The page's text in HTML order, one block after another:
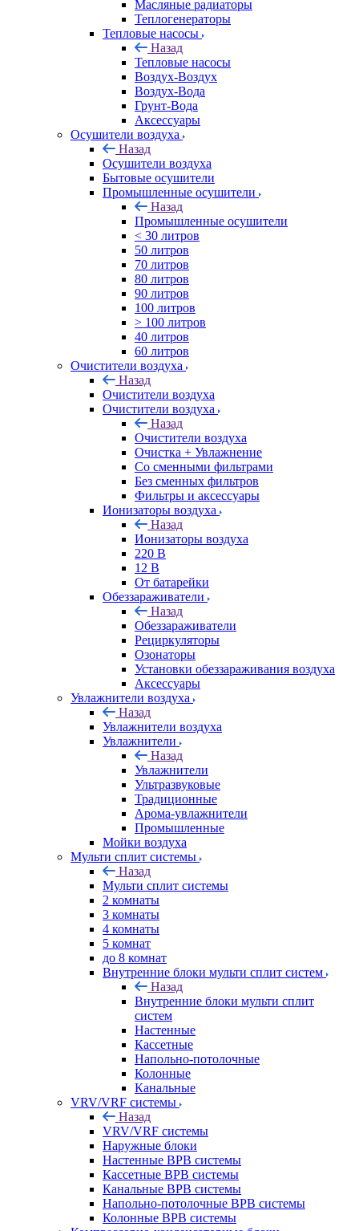
Масляные радиаторы
Теплогенераторы
Тепловые насосы
Назад
Тепловые насосы
Воздух-Воздух
Воздух-Вода
Грунт-Вода
Аксессуары
Осушители воздуха
Назад
Осушители воздуха
Бытовые осушители
Промышленные осушители
Назад
Промышленные осушители
< 30 литров
50 литров
70 литров
80 литров
90 литров
100 литров
> 100 литров
40 литров
60 литров
Очистители воздуха
Назад
Очистители воздуха
Очистители воздуха
Назад
Очистители воздуха
Очистка + Увлажнение
Cо сменными фильтрами
Без сменных фильтров
Фильтры и аксессуары
Ионизаторы воздуха
Назад
Ионизаторы воздуха
220 В
12 В
От батарейки
Обеззараживатели
Назад
Обеззараживатели
Рециркуляторы
Озонаторы
Установки обеззараживания воздуха
Аксессуары
Увлажнители воздуха
Назад
Увлажнители воздуха
Увлажнители
Назад
Увлажнители
Ультразвуковые
Традиционные
Арома-увлажнители
Промышленные
Мойки воздуха
Мульти сплит системы
Назад
Мульти сплит системы
2 комнаты
3 комнаты
4 комнаты
5 комнат
до 8 комнат
Внутренние блоки мульти сплит систем
Назад
Внутренние блоки мульти сплит
систем
Настенные
Кассетные
Напольно-потолочные
Колонные
Канальные
VRV/VRF системы
Назад
VRV/VRF системы
Наружные блоки
Настенные ВРВ системы
Кассетные ВРВ системы
Канальные ВРВ системы
Напольно-потолочные ВРВ системы
Колонные ВРВ системы